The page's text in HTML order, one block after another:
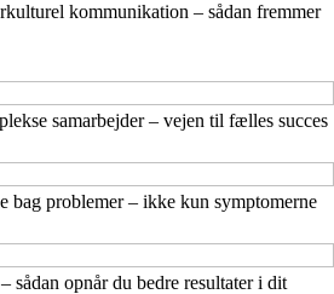
kommunikation – sådan fremmer
samarbejder – vejen til fælles succes
bag problemer – ikke kun symptomerne
sådan opnår du bedre resultater i dit